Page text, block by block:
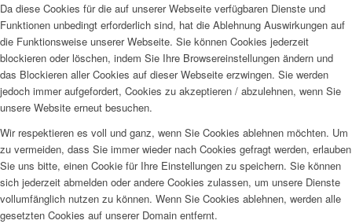
Da diese Cookies für die auf unserer Webseite verfügbaren Dienste und
Funktionen unbedingt erforderlich sind, hat die Ablehnung Auswirkungen auf
die Funktionsweise unserer Webseite. Sie können Cookies jederzeit
blockieren oder löschen, indem Sie Ihre Browsereinstellungen ändern und
das Blockieren aller Cookies auf dieser Webseite erzwingen. Sie werden
jedoch immer aufgefordert, Cookies zu akzeptieren / abzulehnen, wenn Sie
unsere Website erneut besuchen.
Wir respektieren es voll und ganz, wenn Sie Cookies ablehnen möchten. Um
zu vermeiden, dass Sie immer wieder nach Cookies gefragt werden, erlauben
Sie uns bitte, einen Cookie für Ihre Einstellungen zu speichern. Sie können
sich jederzeit abmelden oder andere Cookies zulassen, um unsere Dienste
vollumfänglich nutzen zu können. Wenn Sie Cookies ablehnen, werden alle
gesetzten Cookies auf unserer Domain entfernt.